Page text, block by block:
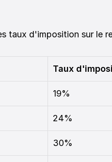
taux d'imposition sur le
Taux
19%
24%
30%